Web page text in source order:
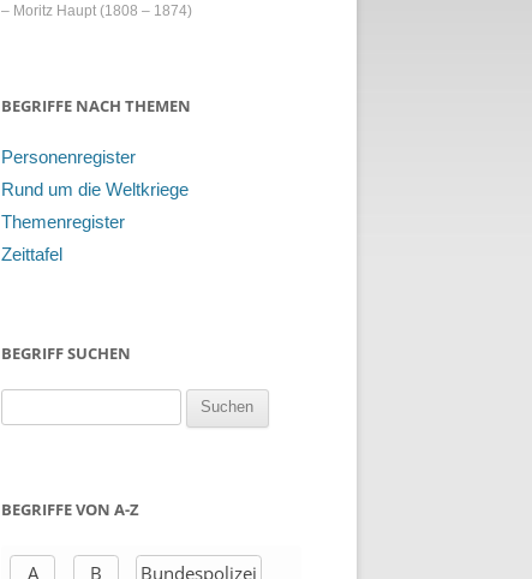
– Moritz Haupt (1808 – 1874)
BEGRIFFE NACH THEMEN
Personenregister
Rund um die Weltkriege
Themenregister
Zeittafel
BEGRIFF SUCHEN
h
BEGRIFFE VON A-Z
A B Bundespolizei